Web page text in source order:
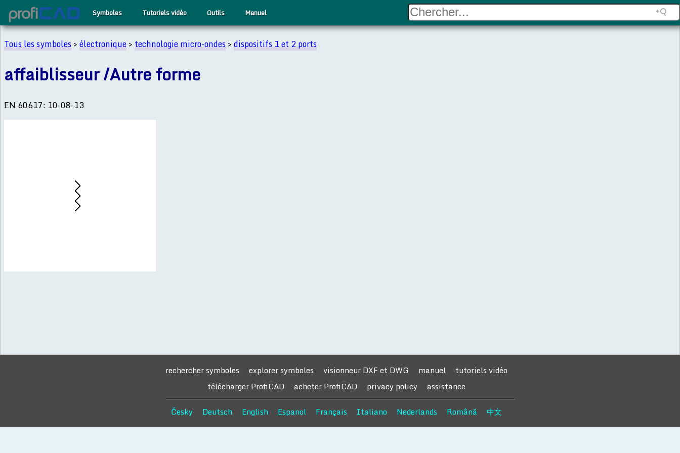
Symboles Tutoriels vidéo Outils Manuel
Tous les symboles>électronique>technologie micro-ondes>dispositifs 1 et 2 ports
affaiblisseur /Autre forme
EN 60617: 10-08-13
rechercher symboles explorer symboles visionneur DXF et DWG manuel
tutoriels vidéo
télécharger ProfiCAD
acheter ProfiCAD privacy policy assistance
Česky Deutsch English Espanol Français Italiano Nederlands Română 中文